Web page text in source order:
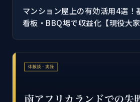
マンション屋上の有効活用4選！
看板・BBQ場で収益化【現役大家